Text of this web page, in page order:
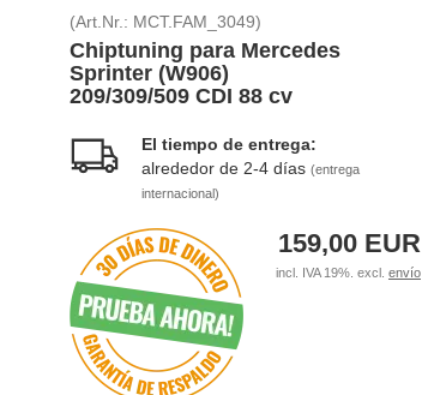
(Art.Nr.: MCT.FAM_3049)
Chiptuning para Mercedes
Sprinter (W906)
209/309/509 CDI 88 cv
El tiempo de entrega:
alrededor de 2-4 días (entrega
internacional)
159,00 EUR
incl. IVA 19%. excl. envío